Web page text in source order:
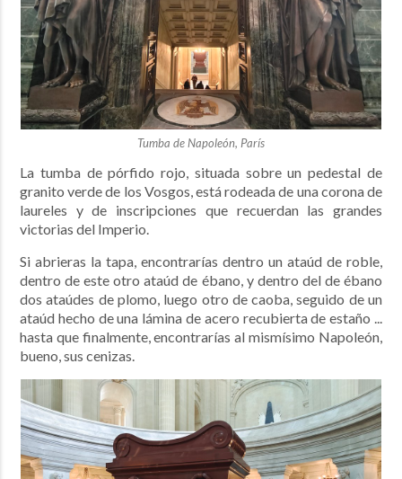
Tumba de Napoleón, París
La tumba de pórfido rojo, situada sobre un pedestal de
granito verde de los Vosgos, está rodeada de una corona de
laureles y de inscripciones que recuerdan las grandes
victorias del Imperio.
Si abrieras la tapa, encontrarías dentro un ataúd de roble,
dentro de este otro ataúd de ébano, y dentro del de ébano
dos ataúdes de plomo, luego otro de caoba, seguido de un
ataúd hecho de una lámina de acero recubierta de estaño ...
hasta que finalmente, encontrarías al mismísimo Napoleón,
bueno, sus cenizas.